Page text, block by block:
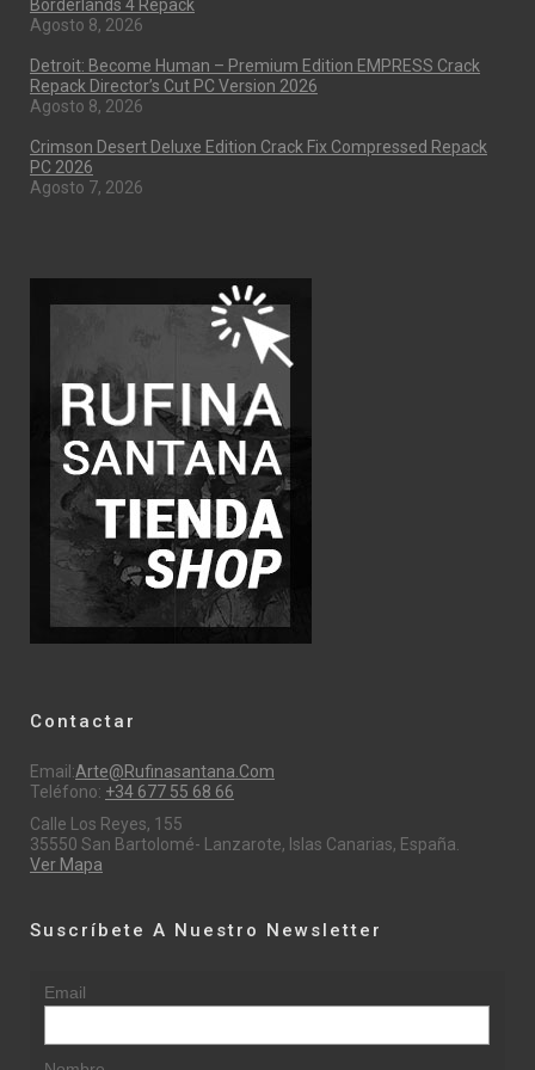
Borderlands 4 Repack
Agosto 8, 2026
Detroit: Become Human – Premium Edition EMPRESS Crack
Repack Director’s Cut PC Version 2026
Agosto 8, 2026
Crimson Desert Deluxe Edition Crack Fix Compressed Repack
PC 2026
Agosto 7, 2026
Contactar
Email:Arte@rufinasantana.com
Teléfono: +34 677 55 68 66
Calle Los Reyes, 155
35550 San Bartolomé- Lanzarote, Islas Canarias, España.
Ver Mapa
Suscríbete A Nuestro Newsletter
Email